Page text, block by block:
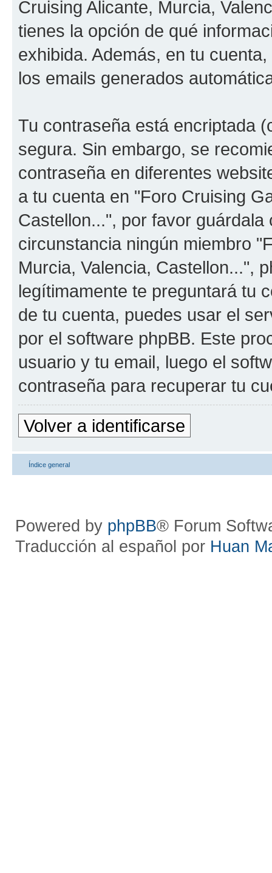
Cruising Alicante, Murcia,
tienes la opción de qué
exhibida. Además, en tu
los emails generados
Tu contraseña está encriptada
segura. Sin embargo, se
contraseña en diferentes
a tu cuenta en "Foro Cruising
Castellon...", por favor
circunstancia ningún miembro
Murcia, Valencia, Castellon...",
legítimamente te preguntará tu
de tu cuenta, puedes usar el
por el software phpBB. Este
usuario y tu email, luego el
contraseña para recuperar tu
Volver a identificarse
Índice general
Powered by phpBB® Forum
Traducción al español por Huan